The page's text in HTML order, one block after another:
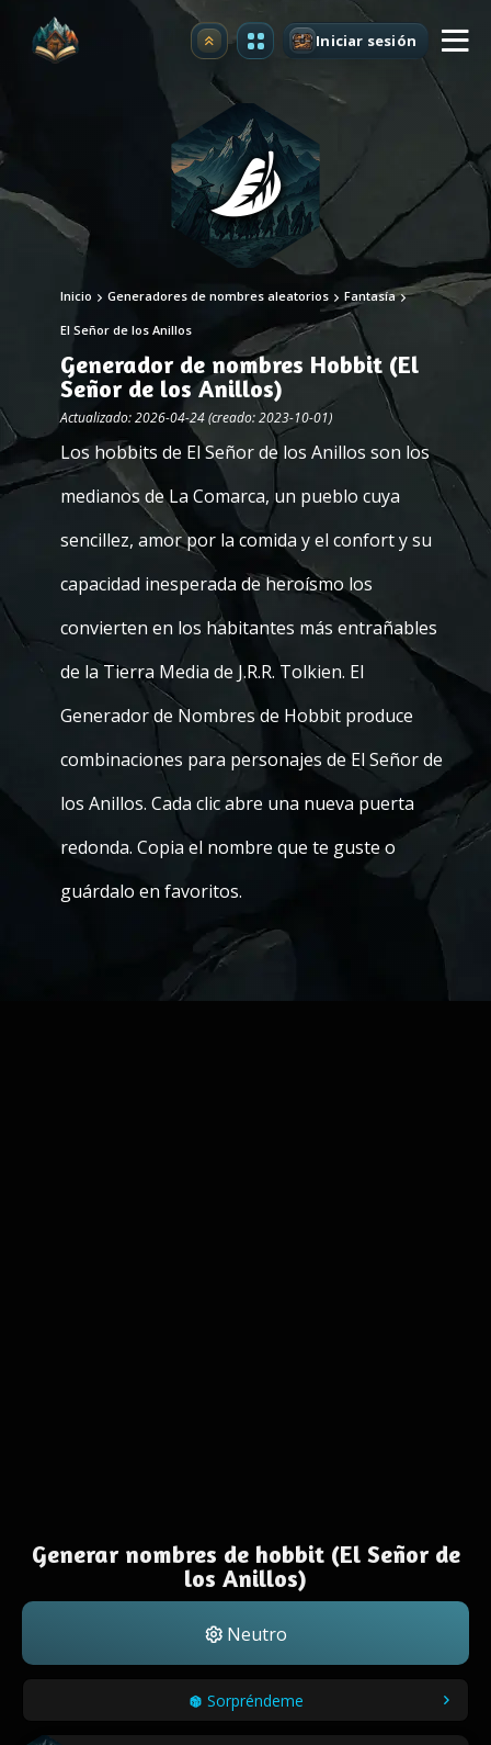
Mejorar Iniciar sesión
Inicio Generadores de nombres aleatorios Fantasía
El Señor de los Anillos
Generador de nombres Hobbit (El
Señor de los Anillos)
Actualizado: 2026-04-24 (creado: 2023-10-01)
Los hobbits de El Señor de los Anillos son los
medianos de La Comarca, un pueblo cuya
sencillez, amor por la comida y el confort y su
capacidad inesperada de heroísmo los
convierten en los habitantes más entrañables
de la Tierra Media de J.R.R. Tolkien. El
Generador de Nombres de Hobbit produce
combinaciones para personajes de El Señor de
los Anillos. Cada clic abre una nueva puerta
redonda. Copia el nombre que te guste o
guárdalo en favoritos.
Generar nombres de hobbit (El Señor de
los Anillos)
Neutro
Sorpréndeme